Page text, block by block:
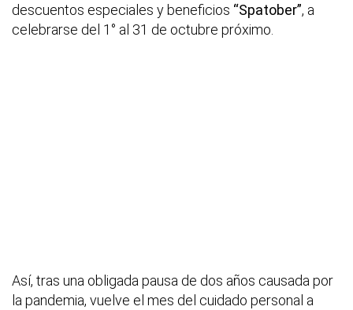
descuentos especiales y beneficios “Spatober”, a
celebrarse del 1° al 31 de octubre próximo.
Así, tras una obligada pausa de dos años causada por
la pandemia, vuelve el mes del cuidado personal a